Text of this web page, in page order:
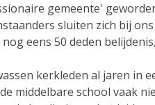
gemeente'
sluiten zich bij
eens 50 deden
kerkleden al jaren in
middelbare school vaak